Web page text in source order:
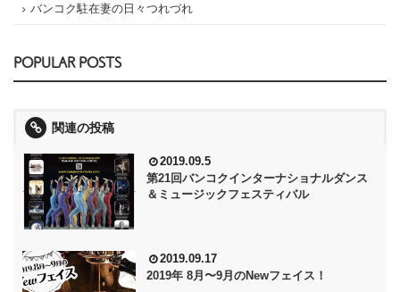
バンコク駐在妻の日々つれづれ
POPULAR POSTS
関連の投稿
2019.09.5
第21回バンコクインターナショナルダンス
＆ミュージックフェスティバル
2019.09.17
2019年 8月〜9月のNewフェイス！